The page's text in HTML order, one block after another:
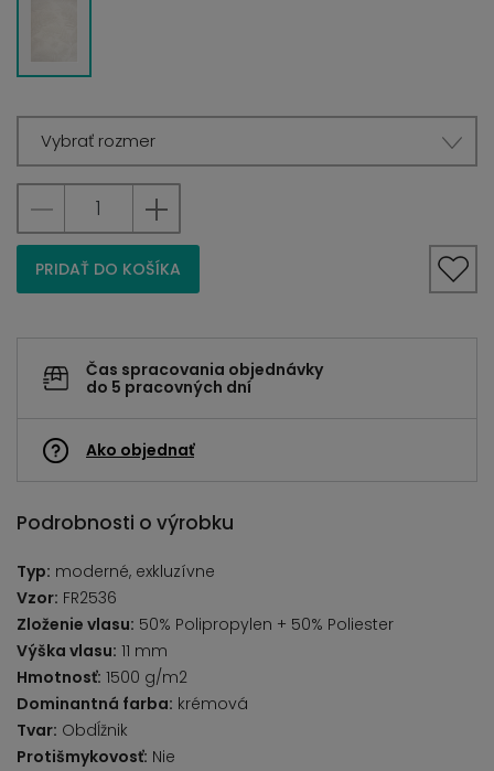
Vybrať rozmer
PRIDAŤ DO KOŠÍKA
Čas spracovania objednávky
do 5 pracovných dní
Ako objednať
Podrobnosti o výrobku
Typ: moderné, exkluzívne
Vzor: FR2536
Zloženie vlasu: 50% Polipropylen + 50% Poliester
Výška vlasu: 11 mm
Hmotnosť: 1500 g/m2
Dominantná farba: krémová
Tvar: Obdĺžnik
Protišmykovosť: Nie